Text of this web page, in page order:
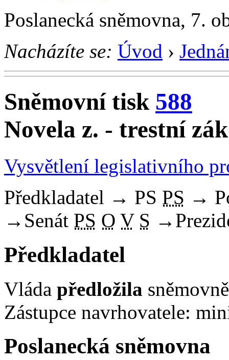
Poslanecká sněmovna, 7.
Nacházíte se: Úvod ›
Sněmovní tisk 588
Novela z. - trestní
Vysvětlení legislativního
Předkladatel → PS PS →
→ Senát PS O V S →
Předkladatel
Vláda předložila
Zástupce navrhovatele:
Poslanecká sněmovna